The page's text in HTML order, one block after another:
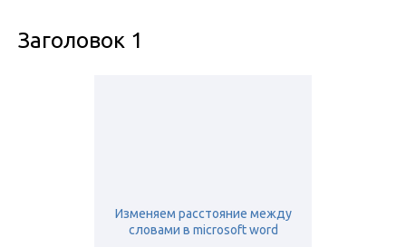
Заголовок 1
Изменяем расстояние между
словами в microsoft word